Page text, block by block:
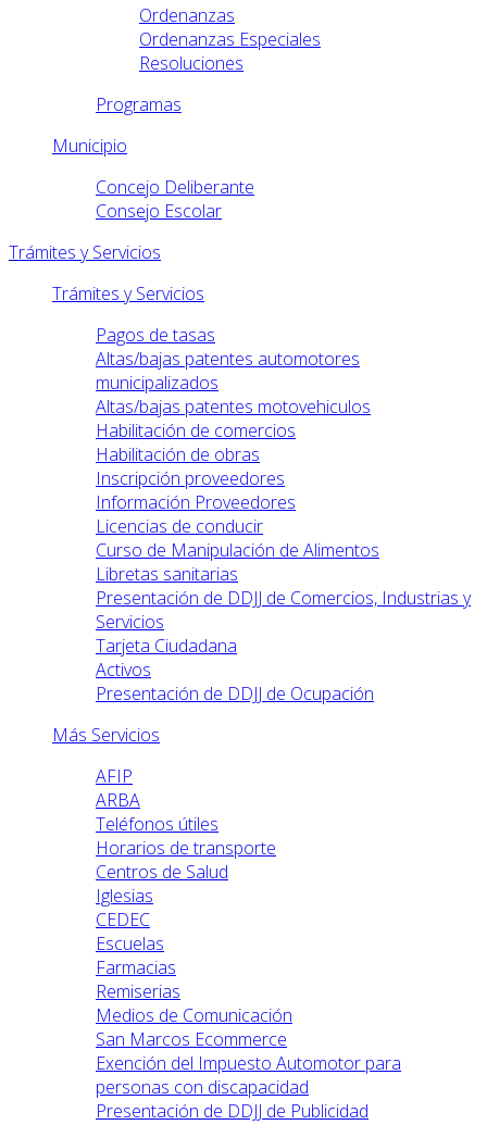
Ordenanzas
Ordenanzas Especiales
Resoluciones
Programas
Municipio
Concejo Deliberante
Consejo Escolar
Trámites y Servicios
Trámites y Servicios
Pagos de tasas
Altas/bajas patentes automotores
municipalizados
Altas/bajas patentes motovehiculos
Habilitación de comercios
Habilitación de obras
Inscripción proveedores
Información Proveedores
Licencias de conducir
Curso de Manipulación de Alimentos
Libretas sanitarias
Presentación de DDJJ de Comercios, Industrias y
Servicios
Tarjeta Ciudadana
Activos
Presentación de DDJJ de Ocupación
Más Servicios
AFIP
ARBA
Teléfonos útiles
Horarios de transporte
Centros de Salud
Iglesias
CEDEC
Escuelas
Farmacias
Remiserias
Medios de Comunicación
San Marcos Ecommerce
Exención del Impuesto Automotor para
personas con discapacidad
Presentación de DDJJ de Publicidad